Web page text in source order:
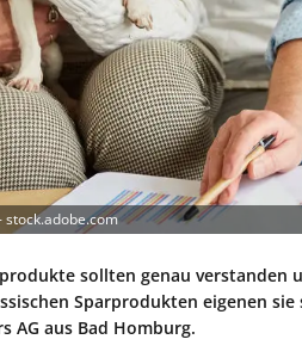
stock.adobe.com
sollten genau verstanden
Sparprodukten eigenen
AG aus Bad Homburg.